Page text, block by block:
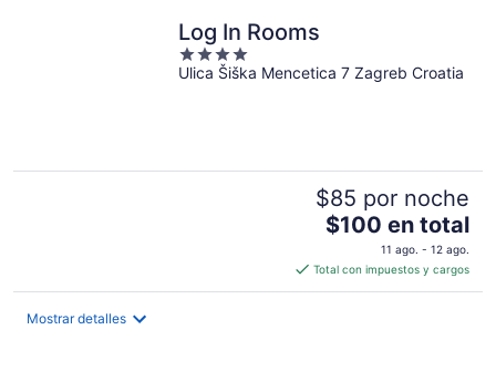
Log In Rooms
4
out
Ulica Šiška Mencetica 7 Zagreb Croatia
$85 por noche
El
es
de
$100 en total
11 ago. - 12 ago.
Total con impuestos y cargos
Mostrar detalles